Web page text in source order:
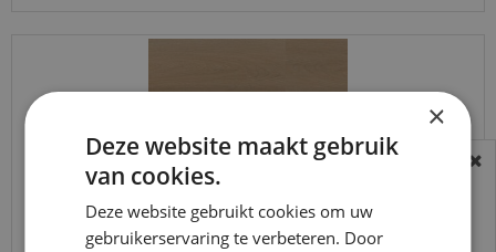
BEREIKBAARHEID
In verband met de vakantie periode zijn wij
t/m 14 augustus telefonisch helaas niet
×
Deze website maakt gebruik
van cookies.
Deze website gebruikt cookies om uw
gebruikerservaring te verbeteren. Door